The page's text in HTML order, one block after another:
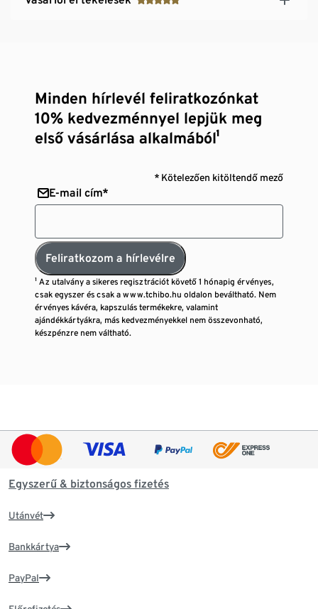
Minden hírlevél feliratkozónkat
10% kedvezménnyel lepjük meg
első vásárlása alkalmából¹
* Kötelezően kitöltendő mező
E-mail cím*
Feliratkozom a hírlevélre
¹ Az utalvány a sikeres regisztrációt követő 1 hónapig érvényes,
csak egyszer és csak a www.tchibo.hu oldalon beváltható. Nem
érvényes kávéra, kapszulás termékekre, valamint
ajándékkártyákra, más kedvezményekkel nem összevonható,
készpénzre nem váltható.
Egyszerű & biztonságos fizetés
Utánvét
Bankkártya
PayPal